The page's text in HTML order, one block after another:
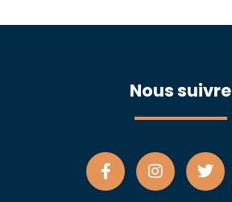
Nous suivre